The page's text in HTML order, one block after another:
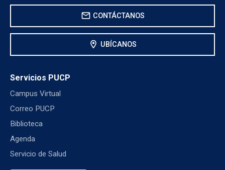
mail CONTÁCTANOS
location_on UBÍCANOS
Servicios PUCP
Campus Virtual
Correo PUCP
Biblioteca
Agenda
Servicio de Salud